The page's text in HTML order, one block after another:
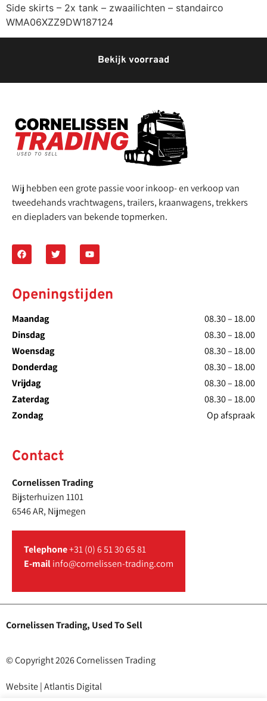
Side skirts – 2x tank – zwaailichten – standairco
WMA06XZZ9DW187124
Bekijk voorraad
Wij hebben een grote passie voor inkoop- en verkoop van
tweedehands vrachtwagens, trailers, kraanwagens, trekkers
en diepladers van bekende topmerken.
Openingstijden
Maandag
08.30 – 18.00
Dinsdag
08.30 – 18.00
Woensdag
08.30 – 18.00
Donderdag
08.30 – 18.00
Vrijdag
08.30 – 18.00
Zaterdag
08.30 – 18.00
Zondag
Op afspraak
Contact
Cornelissen Trading
Bijsterhuizen 1101
6546 AR, Nijmegen
Telephone+31 (0) 6 51 30 65 81
E-mailinfo@cornelissen-trading.com
Cornelissen Trading, Used To Sell
© Copyright 2026 Cornelissen Trading
Website | Atlantis Digital